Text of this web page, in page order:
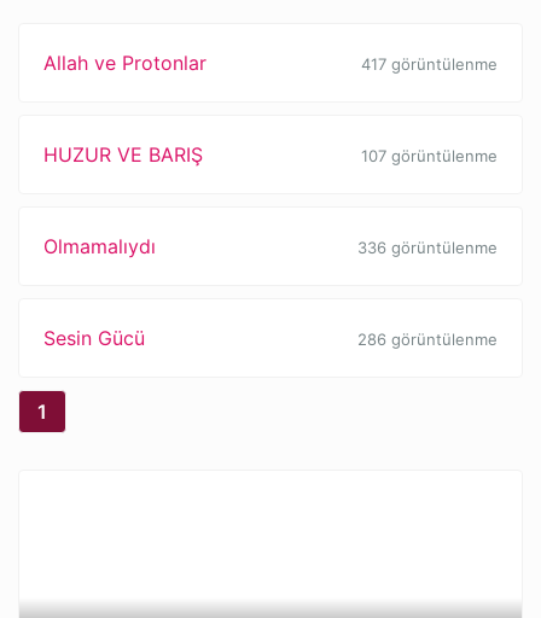
Allah ve Protonlar 417 görüntülenme
HUZUR VE BARIŞ 107 görüntülenme
Olmamalıydı 336 görüntülenme
Sesin Gücü 286 görüntülenme
1